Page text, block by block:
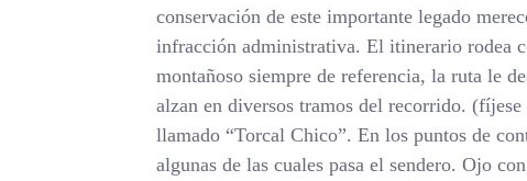
conservación de este importante legado
infracción administrativa. El itinerario rodea
montañoso siempre de referencia, la ruta le
alzan en diversos tramos del recorrido.
llamado “Torcal Chico”. En los puntos de
algunas de las cuales pasa el sendero. Ojo